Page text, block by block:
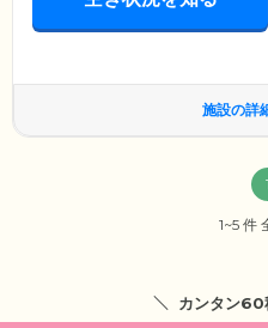
施設の詳
1
1~5 件
カンタン60